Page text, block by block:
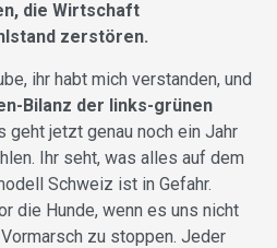
die Wirtschaft
zerstören.
ihr habt mich verstanden, und
Bilanz der links-grünen
geht jetzt genau noch ein Jahr
Ihr seht, was alles auf dem
Schweiz ist in Gefahr.
die Hunde, wenn es uns nicht
zu stoppen. Jeder